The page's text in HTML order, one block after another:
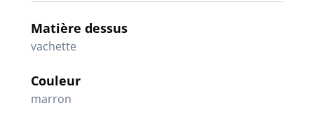
Matière dessus
vachette
Couleur
marron